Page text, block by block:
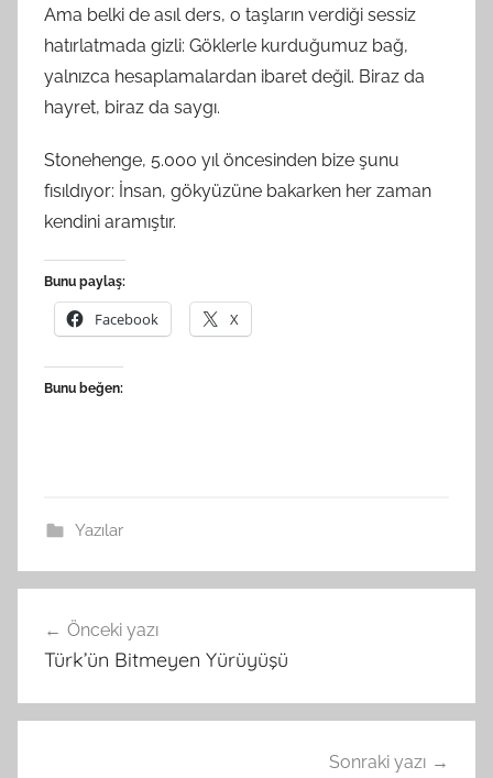
Ama belki de asıl ders, o taşların verdiği sessiz
hatırlatmada gizli: Göklerle kurduğumuz bağ,
yalnızca hesaplamalardan ibaret değil. Biraz da
hayret, biraz da saygı.
Stonehenge, 5.000 yıl öncesinden bize şunu
fısıldıyor: İnsan, gökyüzüne bakarken her zaman
kendini aramıştır.
Bunu paylaş:
Facebook X
Bunu beğen:
Yazılar
gezinmesi
Önceki yazı
Türk’ün Bitmeyen Yürüyüşü
Sonraki yazı